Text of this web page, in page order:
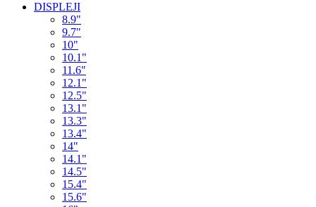
DISPLEJI
8.9"
9.7"
10"
10.1"
11.6"
12.1"
12.5"
13.1"
13.3"
13.4"
14"
14.1"
14.5"
15.4"
15.6"